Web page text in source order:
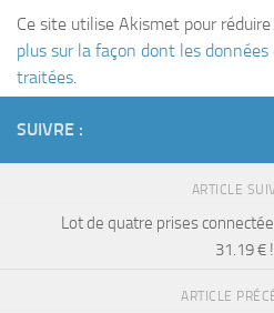
Ce site utilise Akismet pour
plus sur la façon dont les
traitées.
SUIVRE :
ARTICLE
Lot de quatre prises
31.19 €
ARTICLE